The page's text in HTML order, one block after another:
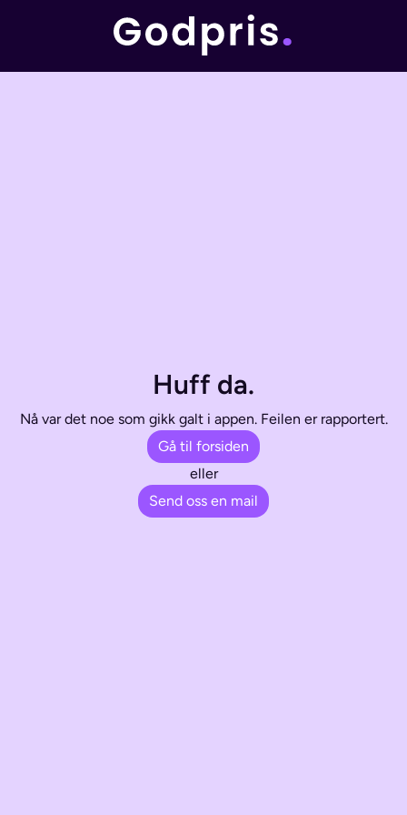
Huff da.
Nå var det noe som gikk galt i appen. Feilen er rapportert.
Gå til forsiden
eller
Send oss en mail